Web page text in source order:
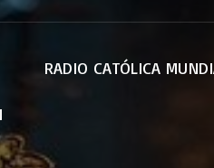
RADIO CATÓLICA